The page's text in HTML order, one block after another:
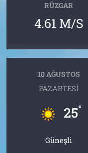
RÜZGAR
4.61 M/S
10 AĞUSTOS
PAZARTESI
25°
Güneşli